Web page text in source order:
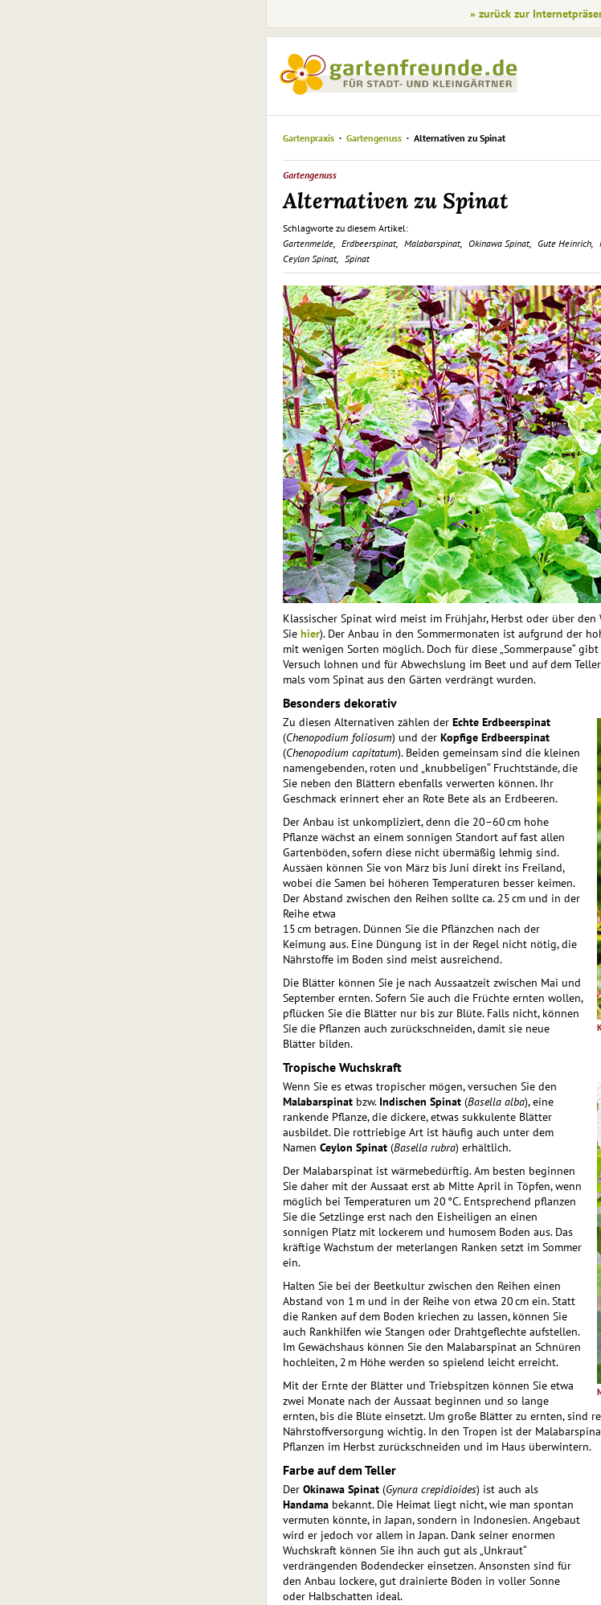
» zurück zur
Gartenpraxis Gartengenuss Alternativen zu Spinat
Gartengenuss
Alternativen zu Spinat
Schlagworte zu diesem Artikel:
Gartenmelde
Erdbeerspinat Malabarspinat Okinawa Spinat Gute Heinrich
Ceylon Spinat
Spinat
Klassischer Spinat wird meist im Frühjahr, Herbst oder über
Sie hier). Der Anbau in den Sommermonaten ist aufgrund der
mit wenigen Sorten möglich. Doch für diese „Sommer­pause“
Versuch lohnen und für Abwechslung im Beet und auf dem
mals vom Spinat aus den Gärten verdrängt wurden.
Besonders dekorativ
Zu diesen Alternativen zählen der Echte Erdbeerspinat
(Chenopodium foliosum) und der Kopfige Erdbeerspinat
(Chenopodium capitatum). Beiden gemeinsam sind die kleinen
namengebenden, roten und „knubbeligen“ Fruchtstände, die
Sie neben den Blättern ebenfalls verwerten können. Ihr
Geschmack erinnert eher an Rote Bete als an Erdbeeren.
Der Anbau ist unkompliziert, denn die 20–60 cm hohe
Pflanze wächst an einem sonnigen Standort auf fast allen
Gartenböden, sofern diese nicht übermäßig lehmig sind.
Aussäen können Sie von März bis Juni direkt ins Freiland,
wobei die Samen bei höheren Temperaturen besser keimen.
Der Abstand zwischen den Reihen sollte ca. 25 cm und in der
Reihe etwa
15 cm betragen. Dünnen Sie die Pflänzchen nach der
Keimung aus. Eine Düngung ist in der Regel nicht nötig, die
Nährstoffe im Boden sind meist ausreichend.
Die Blätter können Sie je nach Aussaatzeit zwischen Mai und
September ernten. Sofern Sie auch die Früchte ernten wollen,
pflücken Sie die Blätter nur bis zur Blüte. Falls nicht, können
Sie die Pflanzen auch zurückschneiden, damit sie neue
Blätter bilden.
Tropische Wuchskraft
Wenn Sie es etwas tropischer mögen, versuchen Sie den
Malabarspinatbzw. Indischen Spinat(Basella alba), eine
rankende Pflanze, die dickere, etwas sukkulente Blätter
ausbildet. Die rot­triebige Art ist häufig auch unter dem
Namen Ceylon Spinat(Basella rubra) erhältlich.
Der Malabarspinat ist wärme­bedürftig. Am besten beginnen
Sie daher mit der Aussaat erst ab Mitte April in Töpfen, wenn
möglich bei Temperaturen um 20 °C. Entsprechend pflanzen
Sie die Setzlinge erst nach den Eisheiligen an einen
sonnigen Platz mit lockerem und humosem Boden aus. Das
kräftige Wachstum der meterlangen Ranken setzt im Sommer
ein.
Halten Sie bei der Beetkultur zwischen den Reihen einen
Abstand von 1 m und in der Reihe von etwa 20 cm ein. Statt
die Ranken auf dem Boden kriechen zu lassen, können Sie
auch Rankhilfen wie Stangen oder Drahtgeflechte aufstellen.
Im Gewächshaus können Sie den Malabarspinat an Schnüren
hochleiten, 2 m Höhe werden so spielend leicht erreicht.
Mit der Ernte der Blätter und Triebspitzen können Sie etwa
zwei Monate nach der Aussaat beginnen und so lange
ernten, bis die Blüte einsetzt. Um große Blätter zu ernten, sind
Nährstoffversorgung wichtig. In den Tropen ist der
Pflanzen im Herbst zurückschneiden und im Haus überwintern.
Farbe auf dem Teller
Der Okinawa Spinat(Gynura crepidioides) ist auch als
Handamabekannt. Die Heimat liegt nicht, wie man spontan
vermuten könnte, in Japan, sondern in Indonesien. Angebaut
wird er jedoch vor allem in Japan. Dank seiner enormen
Wuchskraft können Sie ihn auch gut als „Unkraut“
verdrängenden Bodendecker einsetzen. Ansonsten sind für
den Anbau lockere, gut drainierte Böden in voller Sonne
oder Halbschatten ideal.